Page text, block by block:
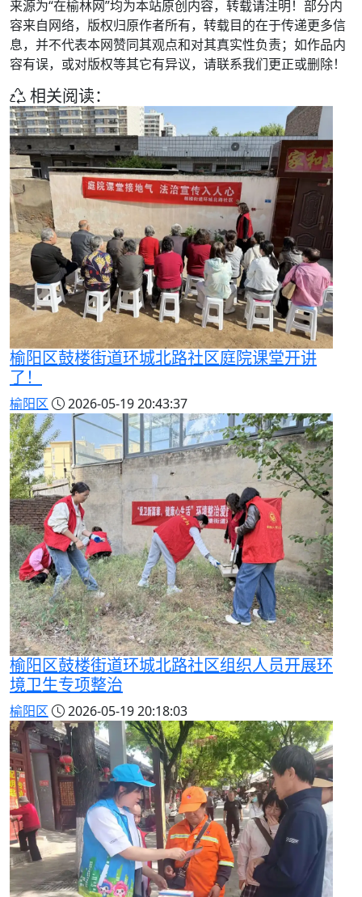
来源为“在榆林网”均为本站原创内容，转载请注明！部分内
容来自网络，版权归原作者所有，转载目的在于传递更多信
息，并不代表本网赞同其观点和对其真实性负责；如作品内
容有误，或对版权等其它有异议，请联系我们更正或删除！
相关阅读：
榆阳区鼓楼街道环城北路社区庭院课堂开讲
了！
榆阳区 2026-05-19 20:43:37
榆阳区鼓楼街道环城北路社区组织人员开展环
境卫生专项整治
榆阳区 2026-05-19 20:18:03